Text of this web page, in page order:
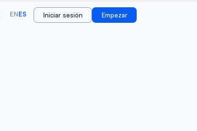
ENES Iniciar sesión Empezar